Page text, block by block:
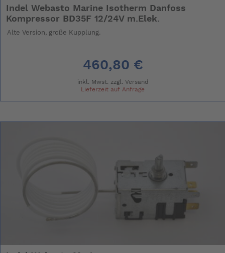
Indel Webasto Marine Isotherm Danfoss
Kompressor BD35F 12/24V m.Elek.
Alte Version, große Kupplung.
460,80 €
inkl. Mwst. zzgl. Versand
Lieferzeit auf Anfrage